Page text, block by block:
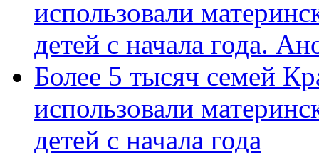
использовали
детей с начала года.
Более 5 тысяч семей
использовали
детей с начала года